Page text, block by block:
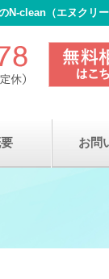
clean（エヌクリー
お問